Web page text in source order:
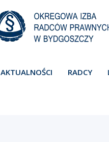
AKTUALNOŚCI RADCY